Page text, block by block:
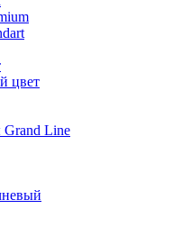
цвет
Grand Line